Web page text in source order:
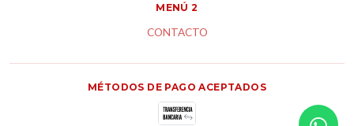
MENÚ 2
CONTACTO
MÉTODOS DE PAGO ACEPTADOS